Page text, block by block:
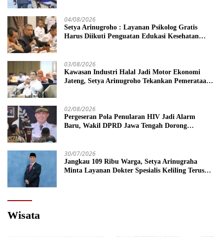
04/08/2026
Setya Arinugroho : Layanan Psikolog Gratis
Harus Diikuti Penguatan Edukasi Kesehatan
03/08/2026
Kawasan Industri Halal Jadi Motor Ekonomi
Jateng, Setya Arinugroho Tekankan Pemerataan
02/08/2026
Pergeseran Pola Penularan HIV Jadi Alarm
Baru, Wakil DPRD Jawa Tengah Dorong
30/07/2026
Jangkau 109 Ribu Warga, Setya Arinugraha
Minta Layanan Dokter Spesialis Keliling Terus
Wisata